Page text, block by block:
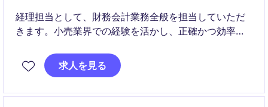
経理担当として、財務会計業務全般を担当していただ
きます。小売業界での経験を活かし、正確かつ効率的
す。
求人を見る